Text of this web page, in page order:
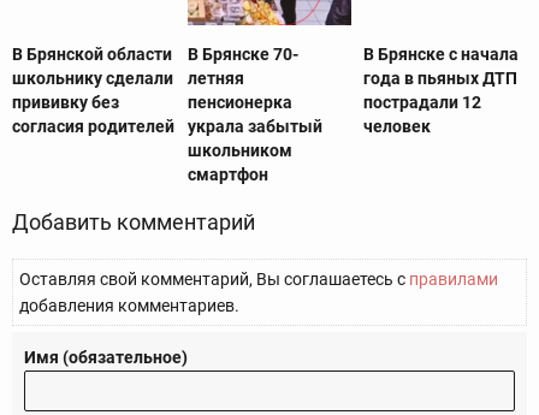
В Брянской области
школьнику сделали
прививку без
согласия родителей
В Брянске 70-
летняя
пенсионерка
украла забытый
школьником
смартфон
В Брянске с начала
года в пьяных ДТП
пострадали 12
человек
Добавить комментарий
Оставляя свой комментарий, Вы соглашаетесь с правилами
добавления комментариев.
Имя (обязательное)